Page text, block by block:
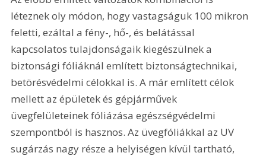
léteznek oly módon, hogy vastagságuk 100 mikron
feletti, ezáltal a fény-, hő-, és belátással
kapcsolatos tulajdonságaik kiegészülnek a
biztonsági fóliáknál említett biztonságtechnikai,
betörésvédelmi célokkal is. A már említett célok
mellett az épületek és gépjárművek
üvegfelületeinek fóliázása egészségvédelmi
szempontból is hasznos. Az üvegfóliákkal az UV
sugárzás nagy része a helyiségen kívül tartható,